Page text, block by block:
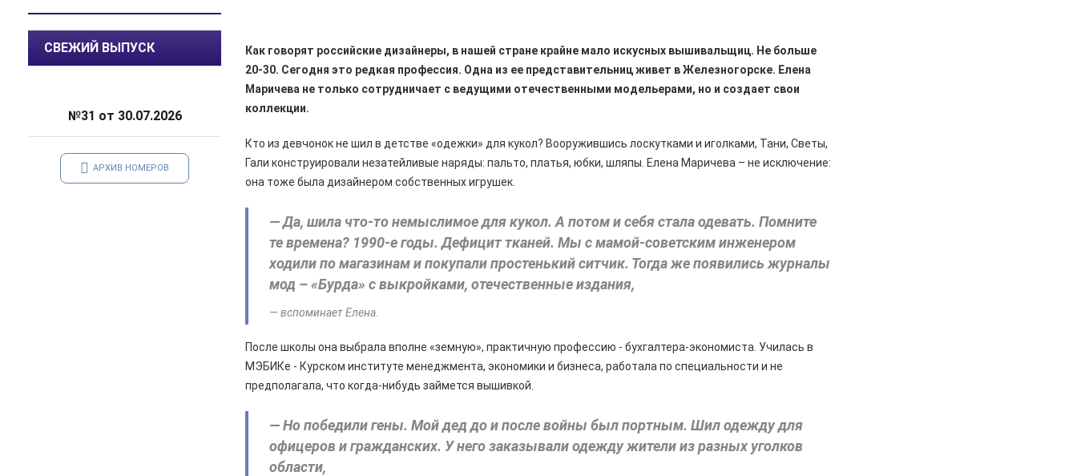
05.08.2026 Происшествия
05.08.2026 Спорт
Два «золота» первенства России
СВЕЖИЙ ВЫПУСК
№31 от 30.07.2026
АРХИВ НОМЕРОВ
Как говорят российские дизайнеры, в нашей стране крайне мало искусных вышивальщиц. Не больше
20-30. Сегодня это редкая профессия. Одна из ее представительниц живет в Железногорске. Елена
Маричева не только сотрудничает с ведущими отечественными модельерами, но и создает свои
коллекции.
Кто из девчонок не шил в детстве «одежки» для кукол? Вооружившись лоскутками и иголками, Тани, Светы,
Гали конструировали незатейливые наряды: пальто, платья, юбки, шляпы. Елена Маричева – не исключение:
она тоже была дизайнером собственных игрушек.
— Да, шила что-то немыслимое для кукол. А потом и себя стала одевать. Помните
те времена? 1990-е годы. Дефицит тканей. Мы с мамой-советским инженером
ходили по магазинам и покупали простенький ситчик. Тогда же появились журналы
мод – «Бурда» с выкройками, отечественные издания,
— вспоминает Елена.
После школы она выбрала вполне «земную», практичную профессию - бухгалтера-экономиста. Училась в
МЭБИКе - Курском институте менеджмента, экономики и бизнеса, работала по специальности и не
предполагала, что когда-нибудь займется вышивкой.
— Но победили гены. Мой дед до и после войны был портным. Шил одежду для
офицеров и гражданских. У него заказывали одежду жители из разных уголков
области,